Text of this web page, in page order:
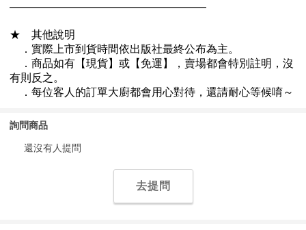
詢問商品
還沒有人提問
去提問